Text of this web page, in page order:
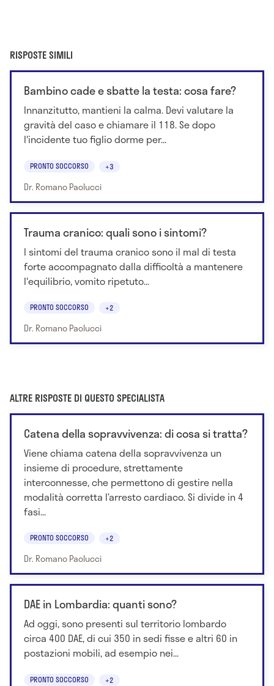
RISPOSTE SIMILI
Bambino cade e sbatte la testa: cosa fare?
Innanzitutto, mantieni la calma. Devi valutare la
gravità del caso e chiamare il 118. Se dopo
l'incidente tuo figlio dorme per...
PRONTO SOCCORSO +3
Dr. Romano Paolucci
Trauma cranico: quali sono i sintomi?
I sintomi del trauma cranico sono il mal di testa
forte accompagnato dalla difficoltà a mantenere
l'equilibrio, vomito ripetuto...
PRONTO SOCCORSO +2
Dr. Romano Paolucci
ALTRE RISPOSTE DI QUESTO SPECIALISTA
Catena della sopravvivenza: di cosa si tratta?
Viene chiama catena della sopravvivenza un
insieme di procedure, strettamente
interconnesse, che permettono di gestire nella
modalità corretta l’arresto cardiaco. Si divide in 4
fasi...
PRONTO SOCCORSO +2
Dr. Romano Paolucci
DAE in Lombardia: quanti sono?
Ad oggi, sono presenti sul territorio lombardo
circa 400 DAE, di cui 350 in sedi fisse e altri 60 in
postazioni mobili, ad esempio nei...
PRONTO SOCCORSO +2